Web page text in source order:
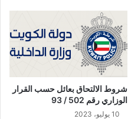
شروط الالتحاق بعائل حسب القرار
الوزاري رقم 502 / 93
10 يوليو، 2023